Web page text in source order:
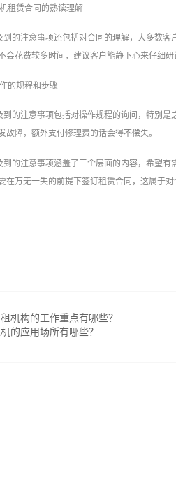
租赁合同的熟读理解
到的注意事项还包括对合同的理解，大多数客
会花费较多时间，建议客户能静下心来仔细研
的规程和步骤
到的注意事项包括对操作规程的询问，特别
故障，额外支付修理费的话会得不偿失。
到的注意事项涵盖了三个层面的内容，希望
在万无一失的前提下签订租赁合同，这属于对
机构的工作重点有哪些？
的应用场所有哪些？